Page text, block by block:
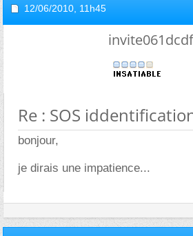
12/06/2010, 11h45
Re : SOS
bonjour,
je dirais une impatience...